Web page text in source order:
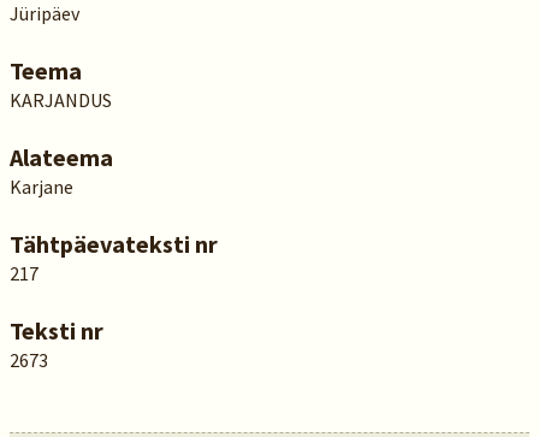
Jüripäev
Teema
KARJANDUS
Alateema
Karjane
Tähtpäevateksti nr
217
Teksti nr
2673